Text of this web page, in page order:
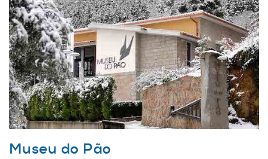
Museu do Pão